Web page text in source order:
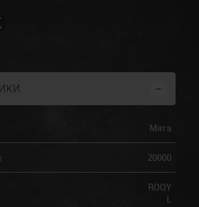
Мята
20000
ROQY
L